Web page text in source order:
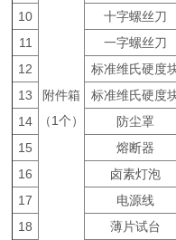
附件箱
（1个）
10
十字螺丝刀
11
一字螺丝刀
12
标准维氏硬度
13
标准维氏硬度
14
防尘罩
15
熔断器
16
卤素灯泡
17
电源线
18
薄片试台